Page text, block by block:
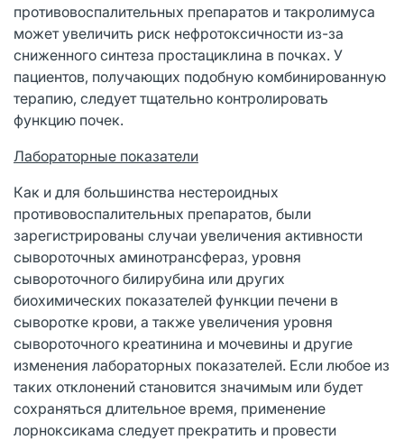
противовоспалительных препаратов и такролимуса
может увеличить риск нефротоксичности из-за
сниженного синтеза простациклина в почках. У
пациентов, получающих подобную комбинированную
терапию, следует тщательно контролировать
функцию почек.
Лабораторные показатели
Как и для большинства нестероидных
противовоспалительных препаратов, были
зарегистрированы случаи увеличения активности
сывороточных аминотрансфераз, уровня
сывороточного билирубина или других
биохимических показателей функции печени в
сыворотке крови, а также увеличения уровня
сывороточного креатинина и мочевины и другие
изменения лабораторных показателей. Если любое из
таких отклонений становится значимым или будет
сохраняться длительное время, применение
лорноксикама следует прекратить и провести